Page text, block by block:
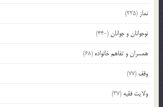
نماز (225)
نوجوانان و جوانان(440)
همسران و تفاهم خانواده (68)
وقف (77)
ولایت فقیه (37)